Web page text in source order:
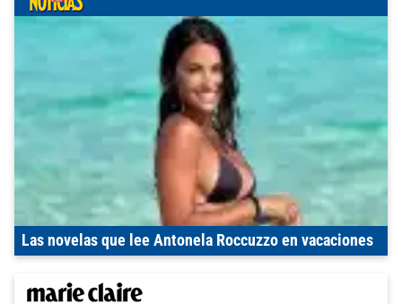
Las novelas que lee Antonela Roccuzzo en vacaciones